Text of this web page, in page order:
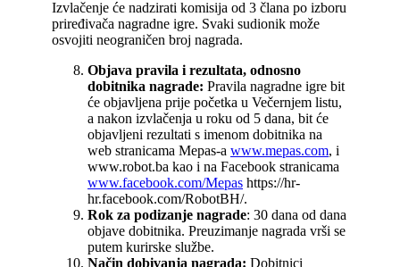
Izvlačenje će nadzirati komisija od 3 člana po izboru
priređivača nagradne igre. Svaki sudionik može
osvojiti neograničen broj nagrada.
Objava pravila i rezultata, odnosno
dobitnika nagrade: Pravila nagradne igre bit
će objavljena prije početka u Večernjem listu,
a nakon izvlačenja u roku od 5 dana, bit će
objavljeni rezultati s imenom dobitnika na
web stranicama Mepas-a www.mepas.com, i
www.robot.ba kao i na Facebook stranicama
www.facebook.com/Mepas https://hr-
hr.facebook.com/RobotBH/.
Rok za podizanje nagrade: 30 dana od dana
objave dobitnika. Preuzimanje nagrada vrši se
putem kurirske službe.
Način dobivanja nagrada: Dobitnici